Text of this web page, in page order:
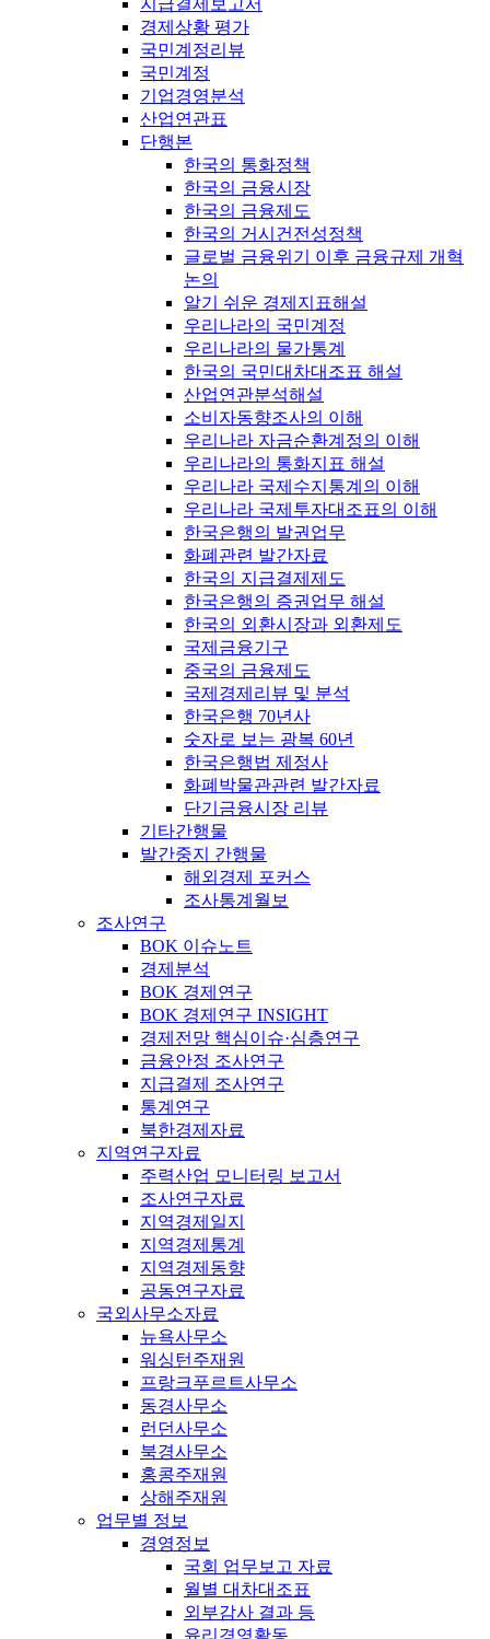
지급결제보고서
경제상황 평가
국민계정리뷰
국민계정
기업경영분석
산업연관표
단행본
한국의 통화정책
한국의 금융시장
한국의 금융제도
한국의 거시건전성정책
글로벌 금융위기 이후 금융규제 개혁
논의
알기 쉬운 경제지표해설
우리나라의 국민계정
우리나라의 물가통계
한국의 국민대차대조표 해설
산업연관분석해설
소비자동향조사의 이해
우리나라 자금순환계정의 이해
우리나라의 통화지표 해설
우리나라 국제수지통계의 이해
우리나라 국제투자대조표의 이해
한국은행의 발권업무
화폐관련 발간자료
한국의 지급결제제도
한국은행의 증권업무 해설
한국의 외환시장과 외환제도
국제금융기구
중국의 금융제도
국제경제리뷰 및 분석
한국은행 70년사
숫자로 보는 광복 60년
한국은행법 제정사
화폐박물관관련 발간자료
단기금융시장 리뷰
기타간행물
발간중지 간행물
해외경제 포커스
조사통계월보
조사연구
BOK 이슈노트
경제분석
BOK 경제연구
BOK 경제연구 INSIGHT
경제전망 핵심이슈·심층연구
금융안정 조사연구
지급결제 조사연구
통계연구
북한경제자료
지역연구자료
주력산업 모니터링 보고서
조사연구자료
지역경제일지
지역경제통계
지역경제동향
공동연구자료
국외사무소자료
뉴욕사무소
워싱턴주재원
프랑크푸르트사무소
동경사무소
런던사무소
북경사무소
홍콩주재원
상해주재원
업무별 정보
경영정보
국회 업무보고 자료
월별 대차대조표
외부감사 결과 등